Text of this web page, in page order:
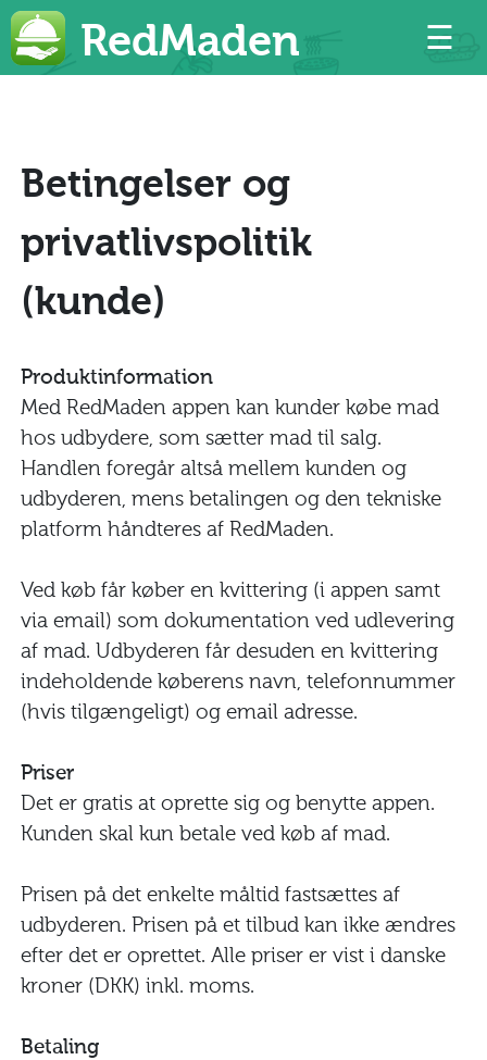
RedMaden ☰
Bekæmp madspild
Med RedMaden kan du købe lækker mad hos lokale butikker
og restauranter for en brøkdel af normalprisen.
Ned til 20 kr pr. portion
Effektiv i kampen mod madspild
HENT APP LOG IND
×
Betingelser og
privatlivspolitik
(kunde)
Produktinformation
Med RedMaden appen kan kunder købe mad
hos udbydere, som sætter mad til salg.
Handlen foregår altså mellem kunden og
udbyderen, mens betalingen og den tekniske
platform håndteres af RedMaden.
Ved køb får køber en kvittering (i appen samt
via email) som dokumentation ved udlevering
af mad. Udbyderen får desuden en kvittering
indeholdende køberens navn, telefonnummer
(hvis tilgængeligt) og email adresse.
Priser
Det er gratis at oprette sig og benytte appen.
Kunden skal kun betale ved køb af mad.
Prisen på det enkelte måltid fastsættes af
udbyderen. Prisen på et tilbud kan ikke ændres
efter det er oprettet. Alle priser er vist i danske
kroner (DKK) inkl. moms.
Betaling